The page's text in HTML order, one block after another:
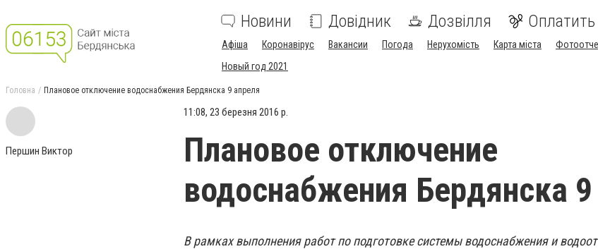
Новини Довідник Дозвілля
Афіша Коронавірус Вакансии Погода Нерухомість Карта міста
Новый год 2021
Головна Плановое отключение водоснабжения Бердянска 9 апреля
Першин Виктор
11:08, 23 березня 2016 р.
Плановое отключение
водоснабжения Бердянска 9
В рамках выполнения работ по подготовке системы водоснабжения и